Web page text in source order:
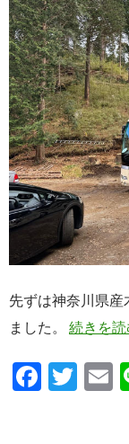
先ずは神奈川県
ました。 続きを読
F
T
E